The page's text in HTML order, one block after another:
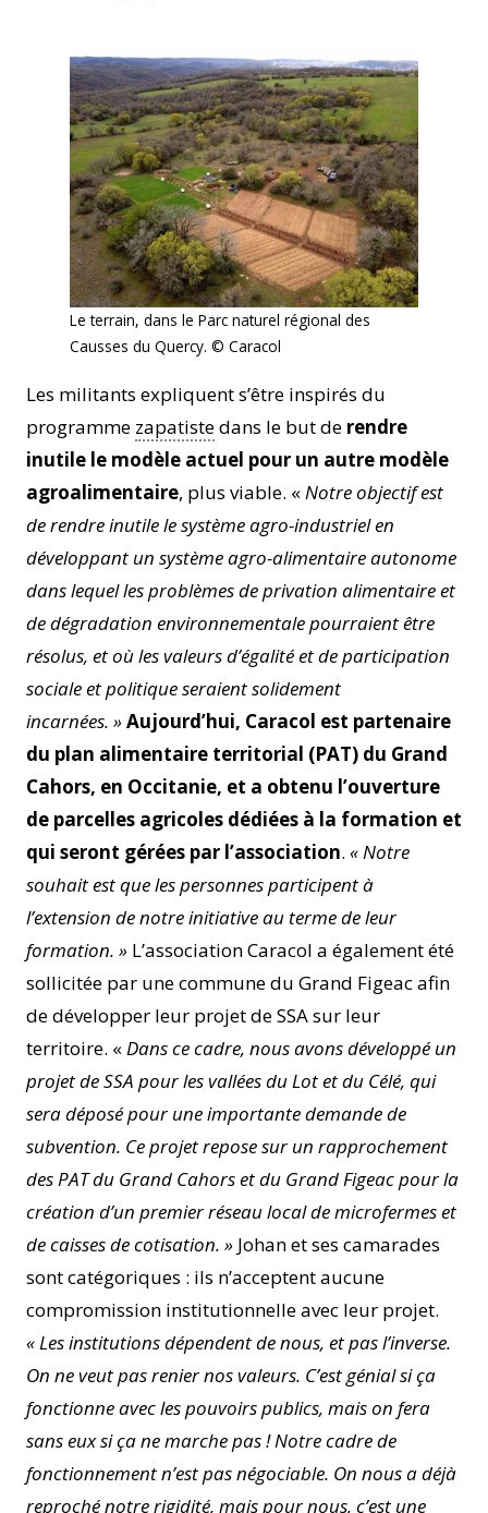
Le terrain, dans le Parc naturel régional des
Causses du Quercy. © Caracol
Les militants expliquent s’être inspirés du
programme zapatistedans le but de rendre
inutile le modèle actuel pour un autre modèle
agroalimentaire, plus viable. «Notre objectif est
de rendre inutile le système agro-industriel en
développant un système agro-alimentaire autonome
dans lequel les problèmes de privation alimentaire et
de dégradation environnementale pourraient être
résolus, et où les valeurs d’égalité et de participation
sociale et politique seraient solidement
incarnées. »Aujourd’hui, Caracol est partenaire
du plan alimentaire territorial (PAT) du Grand
Cahors, en Occitanie, et a obtenu l’ouverture
de parcelles agricoles dédiées à la formation et
qui seront gérées par l’association. « Notre
souhait est que les personnes participent à
l’extension de notre initiative au terme de leur
formation. » L’association Caracol a également été
sollicitée par une commune du Grand Figeac afin
de développer leur projet de SSA sur leur
territoire. «Dans ce cadre, nous avons développé un
projet de SSA pour les vallées du Lot et du Célé, qui
sera déposé pour une importante demande de
subvention. Ce projet repose sur un rapprochement
des PAT du Grand Cahors et du Grand Figeac pour la
création d’un premier réseau local de microfermes et
de caisses de cotisation. » Johan et ses camarades
sont catégoriques : ils n’acceptent aucune
compromission institutionnelle avec leur projet.
« Les institutions dépendent de nous, et pas l’inverse.
On ne veut pas renier nos valeurs. C’est génial si ça
fonctionne avec les pouvoirs publics, mais on fera
sans eux si ça ne marche pas ! Notre cadre de
fonctionnement n’est pas négociable. On nous a déjà
reproché notre rigidité, mais pour nous, c’est une